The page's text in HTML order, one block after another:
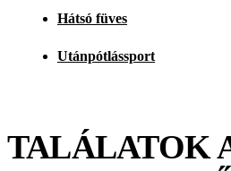
Hátsó füves
Utánpótlássport
TALÁLATOK